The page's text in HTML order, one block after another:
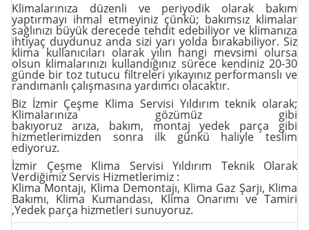
Klimalarınıza düzenli ve periyodik olarak bakım
yaptırmayı ihmal etmeyiniz çünkü; bakımsız klimalar
sağlınızı büyük derecede tehdit edebiliyor ve klimanıza
ihtiyaç duydunuz anda sizi yarı yolda bırakabiliyor. Siz
klima kullanıcıları olarak yılın hangi mevsimi olursa
olsun klimalarınızı kullandığınız sürece kendiniz 20-30
günde bir toz tutucu filtreleri yıkayınız performanslı ve
randımanlı çalışmasına yardımcı olacaktır.
Biz İzmir Çeşme Klima Servisi Yıldırım teknik olarak;
Klimalarınıza gözümüz gibi
bakıyoruz arıza, bakım, montaj yedek parça gibi
hizmetlerimizden sonra ilk günkü haliyle teslim
ediyoruz.
İzmir Çeşme Klima Servisi Yıldırım Teknik Olarak
Verdiğimiz Servis Hizmetlerimiz :
Klima Montajı, Klima Demontajı, Klima Gaz Şarjı, Klima
Bakımı, Klima Kumandası, Klima Onarımı ve Tamiri
,Yedek parça hizmetleri sunuyoruz.